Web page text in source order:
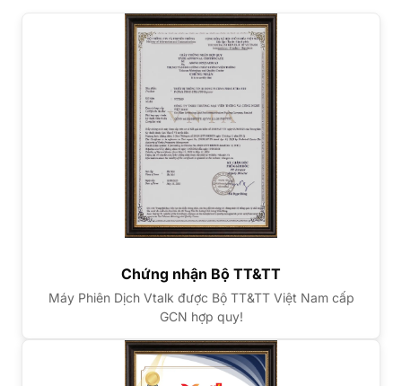
Chứng nhận Bộ TT&TT
Máy Phiên Dịch Vtalk được Bộ TT&TT Việt Nam cấp
GCN hợp quy!